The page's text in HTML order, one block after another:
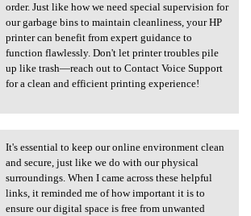
order. Just like how we need special supervision for
our garbage bins to maintain cleanliness, your HP
printer can benefit from expert guidance to
function flawlessly. Don't let printer troubles pile
up like trash—reach out to Contact Voice Support
for a clean and efficient printing experience!
essential to keep our
It's essential to keep our online environment clean
and secure, just like we do with our physical
surroundings. When I came across these helpful
links, it reminded me of how important it is to
ensure our digital space is free from unwanted